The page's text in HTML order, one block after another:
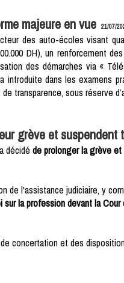
majeure en vue 21/07/
des auto-écoles visant
DH), un renforcement
des démarches via «
introduite dans les examens
transparence, sous réserve
grève et suspendent
décidé de prolonger la grève
de l'assistance judiciaire, y
la profession devant la
concertation et des